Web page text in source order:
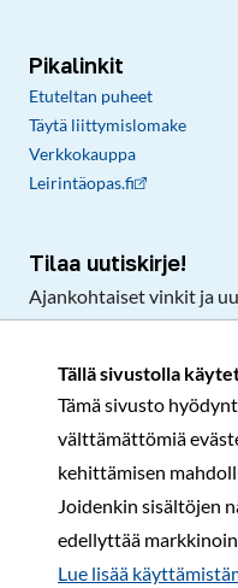
Tällä sivustolla
Tämä sivusto
välttämättömiä
kehittämisen
Joidenkin sisältöjen
edellyttää
Lue lisää
Pikalinkit
Etuteltan puheet
Täytä liittymislomake
Verkkokauppa
Leirintäopas.fi
Tilaa uutiskirje!
Ajankohtaiset vinkit ja
Rekisteri- ja